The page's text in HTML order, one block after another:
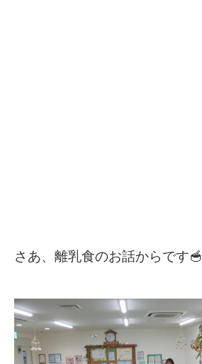
さあ、離乳食のお話からです🥣